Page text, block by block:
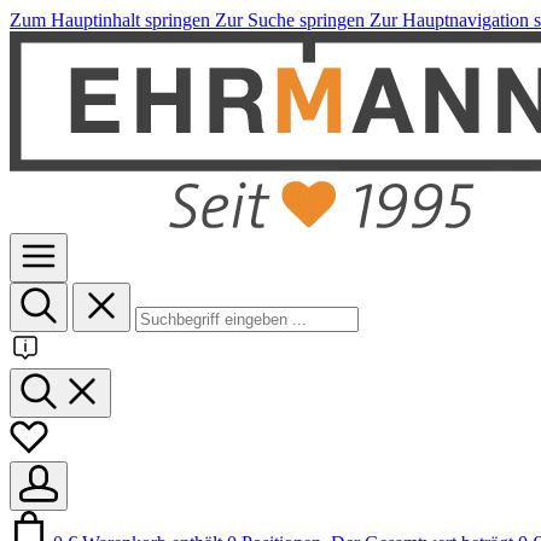
Zum Hauptinhalt springen Zur Suche springen Zur Hauptnavigation